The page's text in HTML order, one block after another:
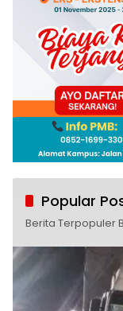
Popular
Berita Terpopuler